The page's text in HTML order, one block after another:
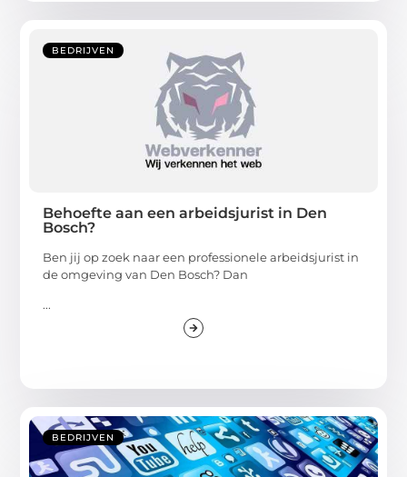
BEDRIJVEN
Behoefte aan een arbeidsjurist in Den
Bosch?
Ben jij op zoek naar een professionele arbeidsjurist in
de omgeving van Den Bosch? Dan
...
BEDRIJVEN